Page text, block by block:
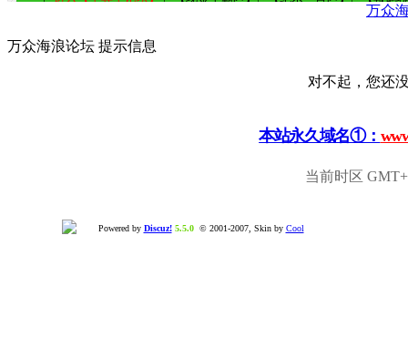
万众
万众海浪论坛 提示信息
对不起，您还
本站永久域名①：
当前时区
Powered by Discuz! 5.5.0© 2001-2007, Skin by Cool